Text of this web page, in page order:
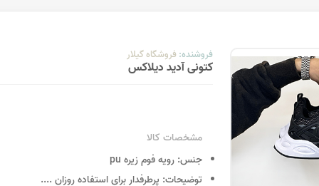
فروشنده: فروشگاه گیلار
کتونی آدید دیلاکس
مشخصات کالا
جنس: رویه فوم زیره pu
توضیحات: پرطرفدار برای استفاده روزان ....